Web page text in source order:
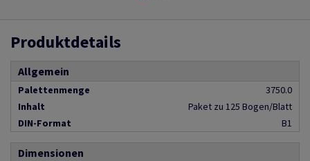
Produktdetails
Allgemein
Palettenmenge
3750.0
Inhalt
Paket zu 125 Bogen/Blatt
DIN-Format
B1
Dimensionen